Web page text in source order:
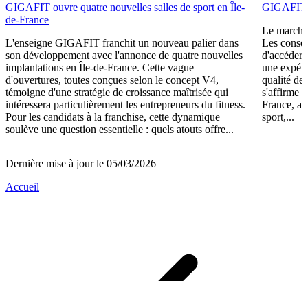
GIGAFIT ouvre quatre nouvelles salles de sport en Île-
de-France
L'enseigne GIGAFIT franchit un nouveau palier dans
son développement avec l'annonce de quatre nouvelles
implantations en Île-de-France. Cette vague
d'ouvertures, toutes conçues selon le concept V4,
témoigne d'une stratégie de croissance maîtrisée qui
intéressera particulièrement les entrepreneurs du fitness.
Pour les candidats à la franchise, cette dynamique
soulève une question essentielle : quels atouts offre...
GIGAFIT
Le
Les
d'accéder
une
qualité
s'affirme
France,
sport,...
Dernière mise à jour le 05/03/2026
Accueil